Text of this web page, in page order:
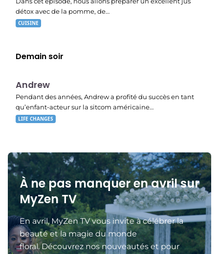
détox avec de la pomme, de…
CUISINE
Demain soir
23:15
Andrew
Pendant des années, Andrew a profité du succès en tant
qu’enfant-acteur sur la sitcom américaine…
LIFE CHANGES
À ne pas manquer en avril sur
MyZen TV
En avril, MyZen TV vous invite à célébrer la
beauté et la magie du monde
floral. Découvrez nos nouveautés et pour